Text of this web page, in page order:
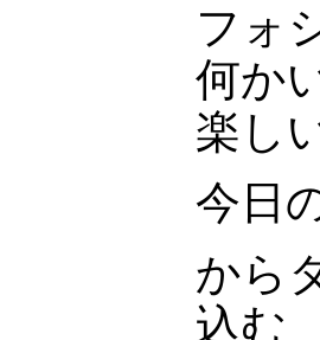
フォ
何か
楽し
今日
から
込